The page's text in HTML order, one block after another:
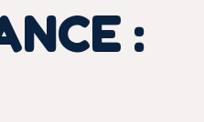
: